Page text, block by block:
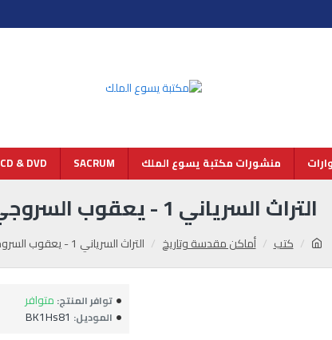
منشورات مكتبة يسوع الملك SACRUM
CD & DVD
كتب أماكن مقدسة وتاريخ التراث السرياني 1 - يعقوب السروجي
التراث السرياني 1 - يعقوب السروجي
توافر المنتج: متوافر
الموديل: BK1Hs81